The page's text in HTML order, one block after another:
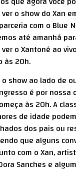
o show do Xan
com o Blue
até amanhã
o Xantoné ao
às 20h.
show ao lado de
é por nossa
às 20h. A
de idade
dos pais ou
que alguns
com o Xan,
Sanches e